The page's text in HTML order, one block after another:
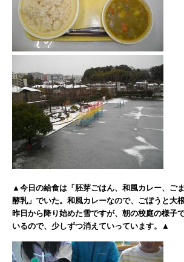
▲今日の給食は「胚芽ごはん、和風カレー、ご
酵乳」でいた。和風カレーなので、ごぼうと大
昨日から降り始めた雪ですが、朝の校庭の様子
いるので、少しずつ消えていっています。▲